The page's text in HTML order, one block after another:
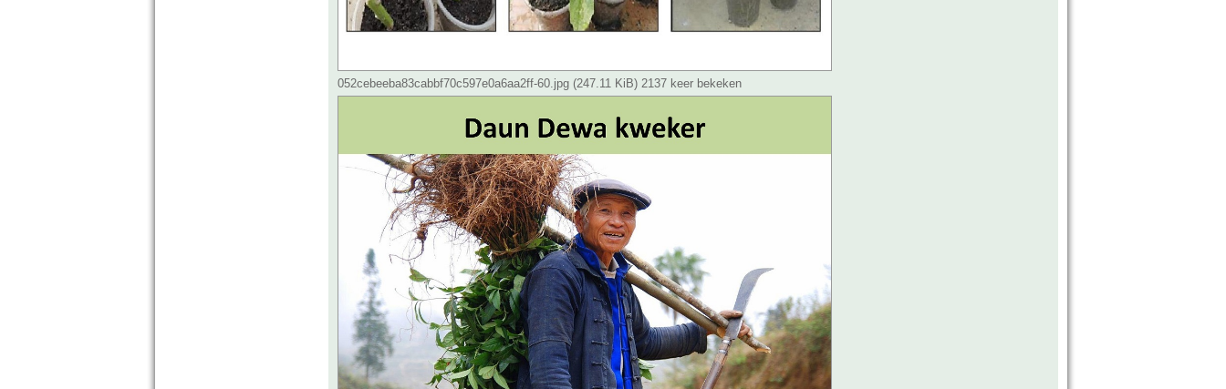
052cebeeba83cabbf70c597e0a6aa2ff-60.jpg (247.11 KiB) 2137 keer bekeken